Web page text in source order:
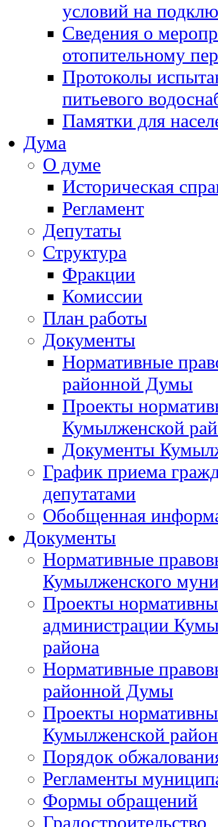
условий на
Сведения о
отопительному
Протоколы
питьевого
Памятки для
Дума
О думе
Историческая
Регламент
Депутаты
Структура
Фракции
Комиссии
План работы
Документы
Нормативные
районной Думы
Проекты
Кумылженской
Документы
График приема
депутатами
Обобщенная
Документы
Нормативные
Кумылженского
Проекты
администрации
района
Нормативные
районной Думы
Проекты
Кумылженской
Порядок
Регламенты
Формы обращений
Градостроительство